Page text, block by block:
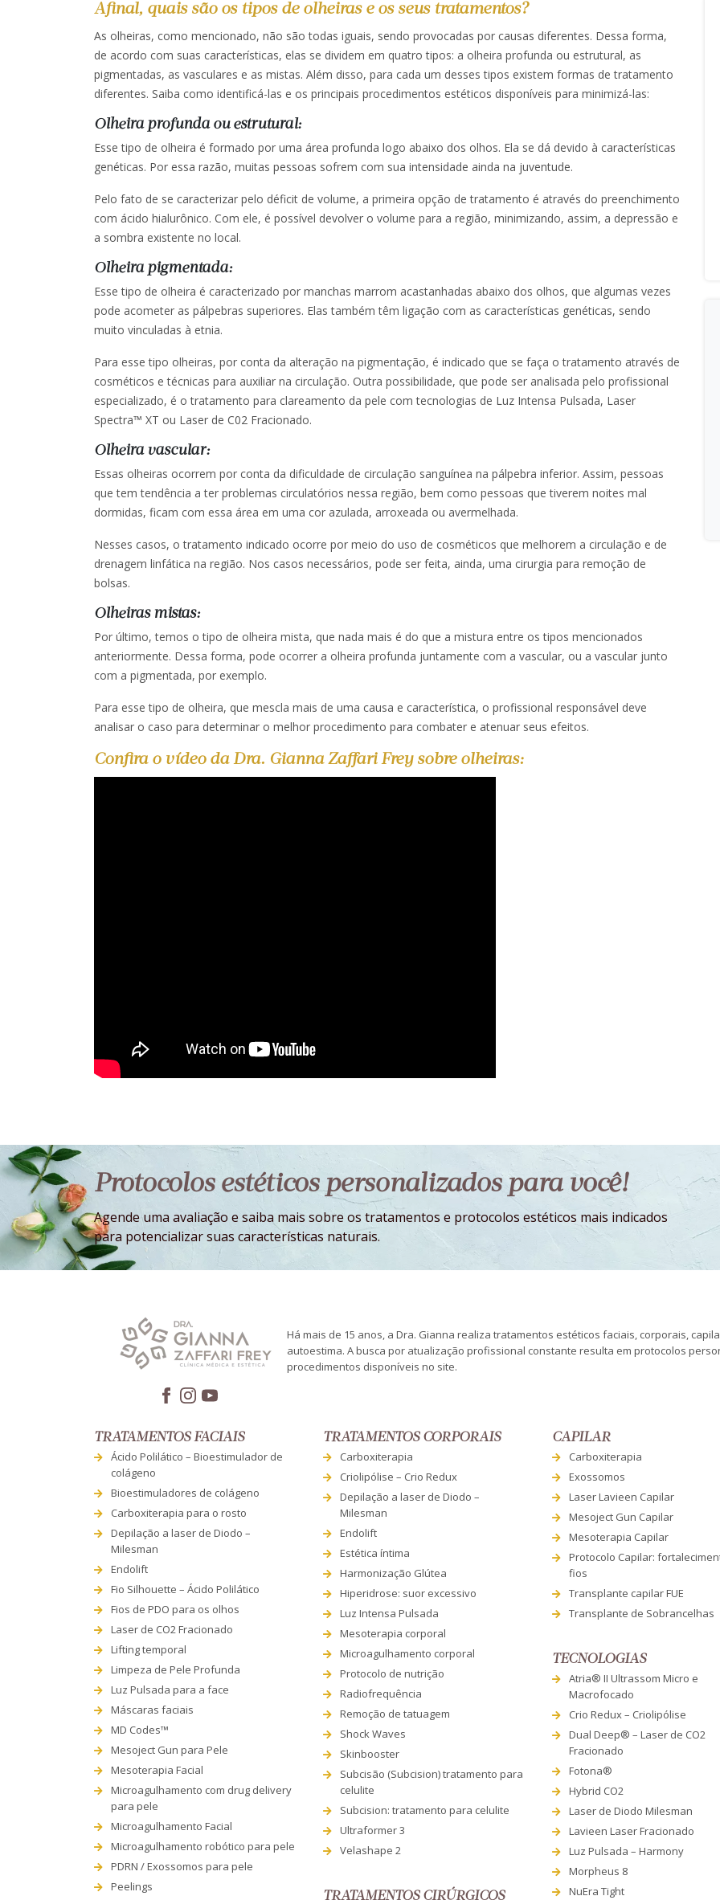
Afinal, quais são os tipos de olheiras e os seus tratamentos?
As olheiras, como mencionado, não são todas iguais, sendo provocadas por causas diferentes. Dessa forma,
de acordo com suas características, elas se dividem em quatro tipos: a olheira profunda ou estrutural, as
pigmentadas, as vasculares e as mistas. Além disso, para cada um desses tipos existem formas de tratamento
diferentes. Saiba como identificá-las e os principais procedimentos estéticos disponíveis para minimizá-las:
Olheira profunda ou estrutural:
Esse tipo de olheira é formado por uma área profunda logo abaixo dos olhos. Ela se dá devido à características
genéticas. Por essa razão, muitas pessoas sofrem com sua intensidade ainda na juventude.
Pelo fato de se caracterizar pelo déficit de volume, a primeira opção de tratamento é através do preenchimento
com ácido hialurônico. Com ele, é possível devolver o volume para a região, minimizando, assim, a depressão e
a sombra existente no local.
Olheira pigmentada:
Esse tipo de olheira é caracterizado por manchas marrom acastanhadas abaixo dos olhos, que algumas vezes
pode acometer as pálpebras superiores. Elas também têm ligação com as características genéticas, sendo
muito vinculadas à etnia.
Para esse tipo olheiras, por conta da alteração na pigmentação, é indicado que se faça o tratamento através de
cosméticos e técnicas para auxiliar na circulação. Outra possibilidade, que pode ser analisada pelo profissional
especializado, é o tratamento para clareamento da pele com tecnologias de Luz Intensa Pulsada, Laser
Spectra™ XT ou Laser de C02 Fracionado.
Olheira vascular:
Essas olheiras ocorrem por conta da dificuldade de circulação sanguínea na pálpebra inferior. Assim, pessoas
que tem tendência a ter problemas circulatórios nessa região, bem como pessoas que tiverem noites mal
dormidas, ficam com essa área em uma cor azulada, arroxeada ou avermelhada.
Nesses casos, o tratamento indicado ocorre por meio do uso de cosméticos que melhorem a circulação e de
drenagem linfática na região. Nos casos necessários, pode ser feita, ainda, uma cirurgia para remoção de
bolsas.
Olheiras mistas:
Por último, temos o tipo de olheira mista, que nada mais é do que a mistura entre os tipos mencionados
anteriormente. Dessa forma, pode ocorrer a olheira profunda juntamente com a vascular, ou a vascular junto
com a pigmentada, por exemplo.
Para esse tipo de olheira, que mescla mais de uma causa e característica, o profissional responsável deve
analisar o caso para determinar o melhor procedimento para combater e atenuar seus efeitos.
Confira o vídeo da Dra. Gianna Zaffari Frey sobre olheiras:
Protocolos estéticos personalizados para você!
Agende uma avaliação e saiba mais sobre os tratamentos e protocolos estéticos mais indicados
para potencializar suas características naturais.
Há mais de 15 anos, a Dra. Gianna realiza tratamentos estéticos faciais, corporais,
autoestima. A busca por atualização profissional constante resulta em protocolos
procedimentos disponíveis no site.
TRATAMENTOS FACIAIS
Ácido Polilático – Bioestimulador de
colágeno
Bioestimuladores de colágeno
Carboxiterapia para o rosto
Depilação a laser de Diodo –
Milesman
Endolift
Fio Silhouette – Ácido Polilático
Fios de PDO para os olhos
Laser de CO2 Fracionado
Lifting temporal
Limpeza de Pele Profunda
Luz Pulsada para a face
Máscaras faciais
MD Codes™
Mesoject Gun para Pele
Mesoterapia Facial
Microagulhamento com drug delivery
para pele
Microagulhamento Facial
Microagulhamento robótico para pele
PDRN / Exossomos para pele
Peelings
TRATAMENTOS CORPORAIS
Carboxiterapia
Criolipólise – Crio Redux
Depilação a laser de Diodo –
Milesman
Endolift
Estética íntima
Harmonização Glútea
Hiperidrose: suor excessivo
Luz Intensa Pulsada
Mesoterapia corporal
Microagulhamento corporal
Protocolo de nutrição
Radiofrequência
Remoção de tatuagem
Shock Waves
Skinbooster
Subcisão (Subcision) tratamento para
celulite
Subcision: tratamento para celulite
Ultraformer 3
Velashape 2
TRATAMENTOS CIRÚRGICOS
CAPILAR
Carboxiterapia
Exossomos
Laser Lavieen Capilar
Mesoject Gun Capilar
Mesoterapia Capilar
Protocolo Capilar:
fios
Transplante capilar FUE
Transplante de Sobrancelhas
TECNOLOGIAS
Atria® II Ultrassom Micro e
Macrofocado
Crio Redux – Criolipólise
Dual Deep® – Laser de CO2
Fracionado
Fotona®
Hybrid CO2
Laser de Diodo Milesman
Lavieen Laser Fracionado
Luz Pulsada – Harmony
Morpheus 8
NuEra Tight